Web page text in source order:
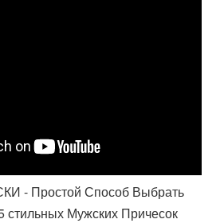
- Простой Способ Выбрать
стильных Мужских Причесок